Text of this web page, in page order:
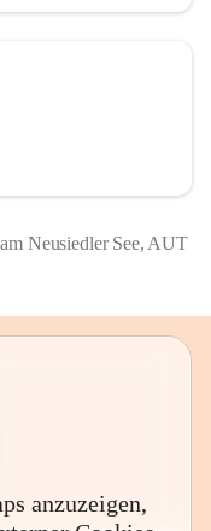
Neusiedler See, AUT
anzuzeigen,